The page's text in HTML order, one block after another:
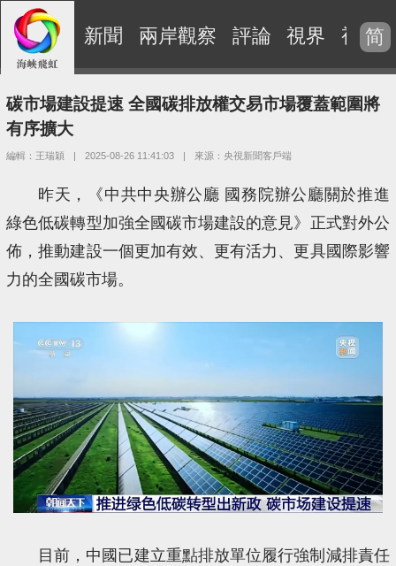
新聞 兩岸觀察 評論 視界 視頻
简
碳市場建設提速 全國碳排放權交易市場覆蓋範圍將
有序擴大
編輯：王瑞穎 | 2025-08-26 11:41:03 | 來源：央視新聞客戶端
昨天，《中共中央辦公廳 國務院辦公廳關於推進
綠色低碳轉型加強全國碳市場建設的意見》正式對外公
佈，推動建設一個更加有效、更有活力、更具國際影響
力的全國碳市場。
目前，中國已建立重點排放單位履行強制減排責任